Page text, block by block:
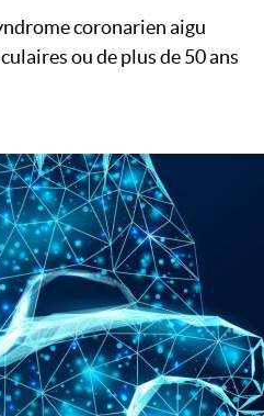
coronarien aigu
ou de plus de 50 ans